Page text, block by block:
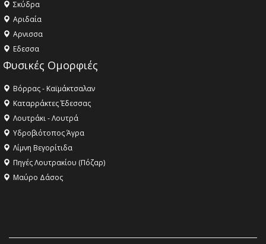
Σκύδρα
Αριδαία
Aρνισσα
Eδεσσα
Φυσικές Ομορφιές
Βόρρας - Καϊμάκτσαλαν
Καταρράκτες Έδεσσας
Λουτράκι - Λουτρά
Υδροβιότοπος Άγρα
Λίμνη Βεγορίτιδα
Πηγές Λουτρακίου (Πόζαρ)
Μαύρο Δάσος